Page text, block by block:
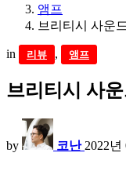
앰프
브리티시 사운
in 리뷰 , 앰프
브리티시 사
by 코난 2022년